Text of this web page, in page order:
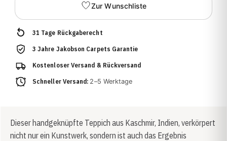
Zur Wunschliste
31 Tage Rückgaberecht
3 Jahre Jakobson Carpets Garantie
Kostenloser Versand & Rückversand
Schneller Versand: 2–5 Werktage
Dieser handgeknüpfte Teppich aus Kaschmir, Indien, verkörpert
nicht nur ein Kunstwerk, sondern ist auch das Ergebnis